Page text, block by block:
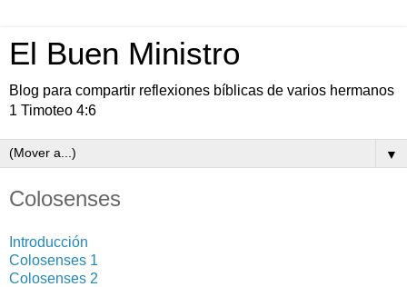
El Buen Ministro
Blog para compartir reflexiones bíblicas de varios hermanos
1 Timoteo 4:6
▼
Colosenses
Introducción
Colosenses 1
Colosenses 2